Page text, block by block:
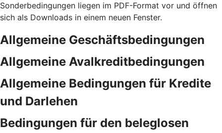
Sonderbedingungen liegen im PDF-Format vor und öffnen
sich als Downloads in einem neuen Fenster.
Allgemeine Geschäftsbedingungen
Allgemeine Avalkreditbedingungen
Allgemeine Bedingungen für Kredite
und Darlehen
Bedingungen für den beleglosen